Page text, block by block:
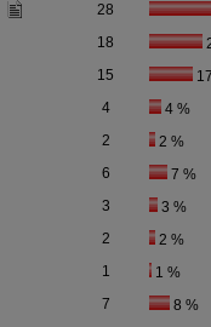
28
18
15
4 4 %
2 2 %
6 7 %
3 3 %
2 2 %
1 1 %
7 8 %